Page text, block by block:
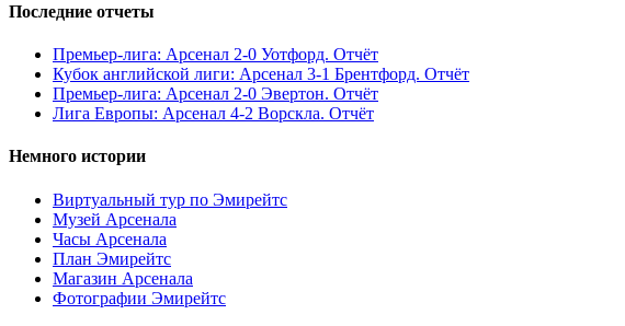
Последние отчеты
Премьер-лига: Арсенал 2-0 Уотфорд. Отчёт
Кубок английской лиги: Арсенал 3-1 Брентфорд. Отчёт
Премьер-лига: Арсенал 2-0 Эвертон. Отчёт
Лига Европы: Арсенал 4-2 Ворскла. Отчёт
Немного истории
Виртуальный тур по Эмирейтс
Музей Арсенала
Часы Арсенала
План Эмирейтс
Магазин Арсенала
Фотографии Эмирейтс